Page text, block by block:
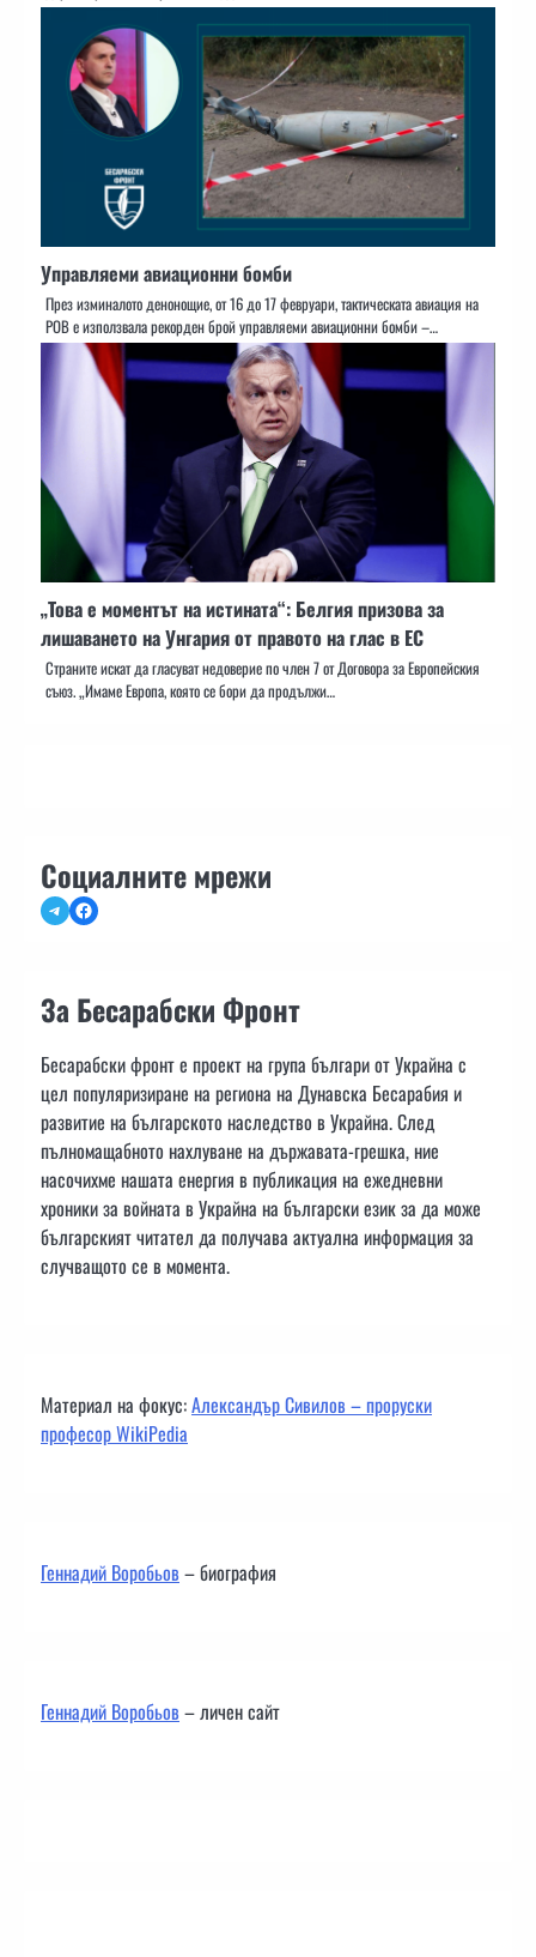
Управляеми авиационни бомби
През изминалото денонощие, от 16 до 17 февруари, тактическата авиация на
РОВ е използвала рекорден брой управляеми авиационни бомби –…
„Това е моментът на истината“: Белгия призова за
лишаването на Унгария от правото на глас в ЕС
Страните искат да гласуват недоверие по член 7 от Договора за Европейския
съюз. „Имаме Европа, която се бори да продължи…
Социалните мрежи
TelegramFacebook
За Бесарабски Фронт
Бесарабски фронт е проект на група българи от Украйна с
цел популяризиране на региона на Дунавска Бесарабия и
развитие на българското наследство в Украйна. След
пълномащабното нахлуване на държавата-грешка, ние
насочихме нашата енергия в публикация на ежедневни
хроники за войната в Украйна на български език за да може
българският читател да получава актуална информация за
случващото се в момента.
Материал на фокус:Александър Сивилов – проруски
професор WikiPedia
Геннадий Воробьов– биография
Геннадий Воробьов– личен сайт